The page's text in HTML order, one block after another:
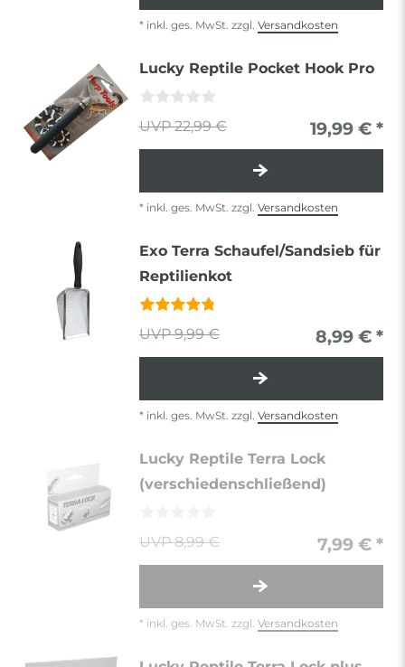
* inkl. ges. MwSt. zzgl. Versandkosten
Lucky Reptile Pocket Hook Pro
22,99 € 19,99 € *
* inkl. ges. MwSt. zzgl. Versandkosten
Exo Terra Schaufel/Sandsieb für
Reptilienkot
9,99 € 8,99 € *
* inkl. ges. MwSt. zzgl. Versandkosten
Lucky Reptile Terra Lock
(verschiedenschließend)
8,99 € 7,99 € *
* inkl. ges. MwSt. zzgl. Versandkosten